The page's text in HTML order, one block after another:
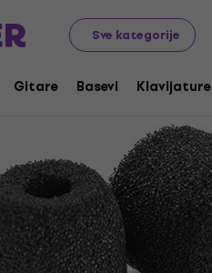
Sve kategorije
Gitare Basevi Klavijature
Slušalice Oprema za slušalice